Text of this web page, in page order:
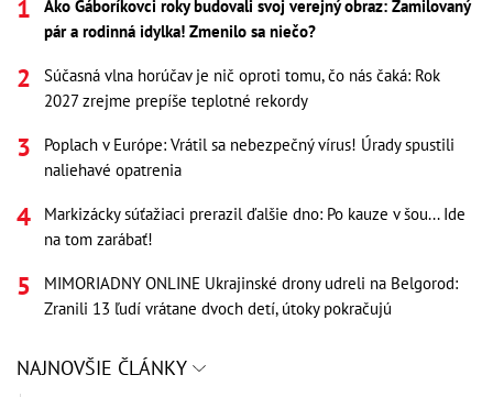
Ako Gáboríkovci roky budovali svoj verejný obraz: Zamilovaný
pár a rodinná idylka! Zmenilo sa niečo?
Súčasná vlna horúčav je nič oproti tomu, čo nás čaká: Rok
2027 zrejme prepíše teplotné rekordy
Poplach v Európe: Vrátil sa nebezpečný vírus! Úrady spustili
naliehavé opatrenia
Markizácky súťažiaci prerazil ďalšie dno: Po kauze v šou... Ide
na tom zarábať!
MIMORIADNY ONLINE Ukrajinské drony udreli na Belgorod:
Zranili 13 ľudí vrátane dvoch detí, útoky pokračujú
NAJNOVŠIE ČLÁNKY